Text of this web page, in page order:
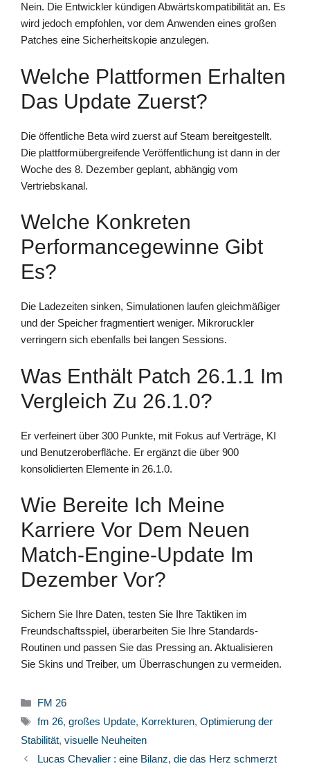
Nein. Die Entwickler kündigen Abwärtskompatibilität an. Es
wird jedoch empfohlen, vor dem Anwenden eines großen
Patches eine Sicherheitskopie anzulegen.
Welche Plattformen Erhalten
Das Update Zuerst?
Die öffentliche Beta wird zuerst auf Steam bereitgestellt.
Die plattformübergreifende Veröffentlichung ist dann in der
Woche des 8. Dezember geplant, abhängig vom
Vertriebskanal.
Welche Konkreten
Performancegewinne Gibt
Es?
Die Ladezeiten sinken, Simulationen laufen gleichmäßiger
und der Speicher fragmentiert weniger. Mikroruckler
verringern sich ebenfalls bei langen Sessions.
Was Enthält Patch 26.1.1 Im
Vergleich Zu 26.1.0?
Er verfeinert über 300 Punkte, mit Fokus auf Verträge, KI
und Benutzeroberfläche. Er ergänzt die über 900
konsolidierten Elemente in 26.1.0.
Wie Bereite Ich Meine
Karriere Vor Dem Neuen
Match-Engine-Update Im
Dezember Vor?
Sichern Sie Ihre Daten, testen Sie Ihre Taktiken im
Freundschaftsspiel, überarbeiten Sie Ihre Standards-
Routinen und passen Sie das Pressing an. Aktualisieren
Sie Skins und Treiber, um Überraschungen zu vermeiden.
Kategorien
FM 26
Schlagwörter
fm 26, großes Update, Korrekturen, Optimierung der
Stabilität, visuelle Neuheiten
Lucas Chevalier : eine Bilanz, die das Herz schmerzt